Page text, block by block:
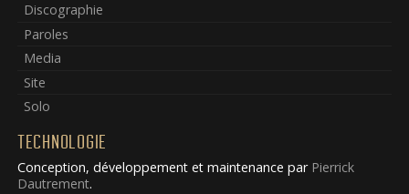
Discographie
Paroles
Media
Site
Solo
TECHNOLOGIE
Conception, développement et maintenance par Pierrick
Dautrement.